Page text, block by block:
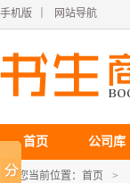
手机版 网站导航
首页 公司库
您当前位置： 首页 >